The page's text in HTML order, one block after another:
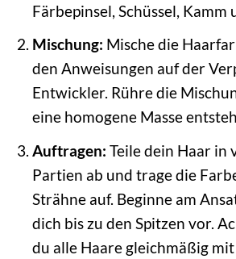
Färbepinsel, Schüssel, Kamm
Mischung: Mische die
den Anweisungen auf der
Entwickler. Rühre die
eine homogene Masse
Auftragen: Teile dein Haar in
Partien ab und trage die
Strähne auf. Beginne am
dich bis zu den Spitzen vor.
du alle Haare gleichmäßig